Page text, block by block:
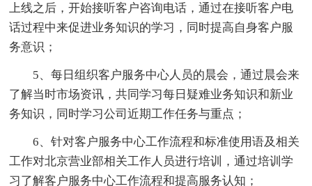
上线之后，开始接听客户咨询电话，通过在接听客户电
话过程中来促进业务知识的学习，同时提高自身客户服
务意识；
5、每日组织客户服务中心人员的晨会，通过晨会来
了解当时市场资讯，共同学习每日疑难业务知识和新业
务知识，同时学习公司近期工作任务与重点；
6、针对客户服务中心工作流程和标准使用语及相关
工作对北京营业部相关工作人员进行培训，通过培训学
习了解客户服务中心工作流程和提高服务认知；